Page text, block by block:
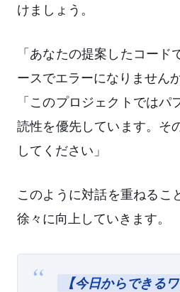
けましょう。
「あなたの提案したコード
ースでエラーになりませんか
「このプロジェクトでは
読性を優先しています。そ
してください」
このように対話を重ねるこ
徐々に向上していきます。
【今日からできる